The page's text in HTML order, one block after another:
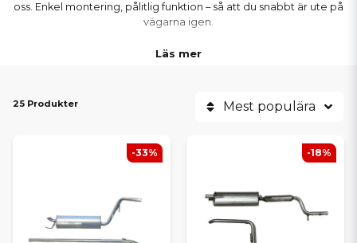
oss. Enkel montering, pålitlig funktion – så att du snabbt är ute på
vägarna igen.
Läs mer
25 Produkter Mest populära
-33% -18%